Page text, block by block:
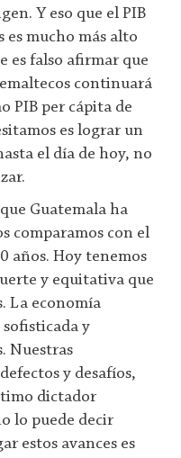
Y eso que el PIB
es mucho más alto
es falso afirmar que
continuará
PIB per cápita de
es lograr un
el día de hoy, no
Guatemala ha
comparamos con el
años. Hoy tenemos
y equitativa que
La economía
sofisticada y
Nuestras
y desafíos,
dictador
lo puede decir
estos avances es